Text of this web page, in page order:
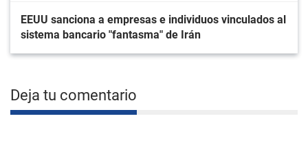
EEUU sanciona a empresas e individuos vinculados al
sistema bancario "fantasma" de Irán
Deja tu comentario